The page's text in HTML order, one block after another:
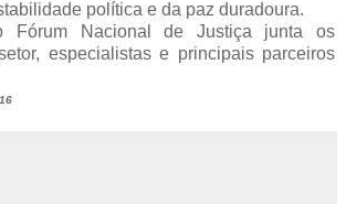
política e da paz duradoura.
Fórum Nacional de Justiça junta os
especialistas e principais parceiros